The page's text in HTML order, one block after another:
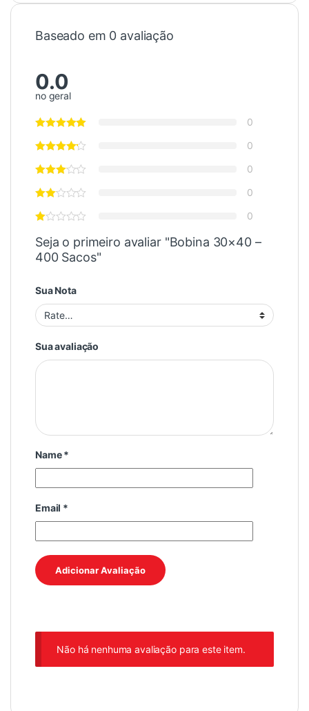
Baseado em 0 avaliação
0.0
no geral
0
0
0
0
0
Seja o primeiro avaliar "Bobina 30×40 –
400 Sacos"
Sua Nota
Sua avaliação
Name*
Email *
Não há nenhuma avaliação para este item.